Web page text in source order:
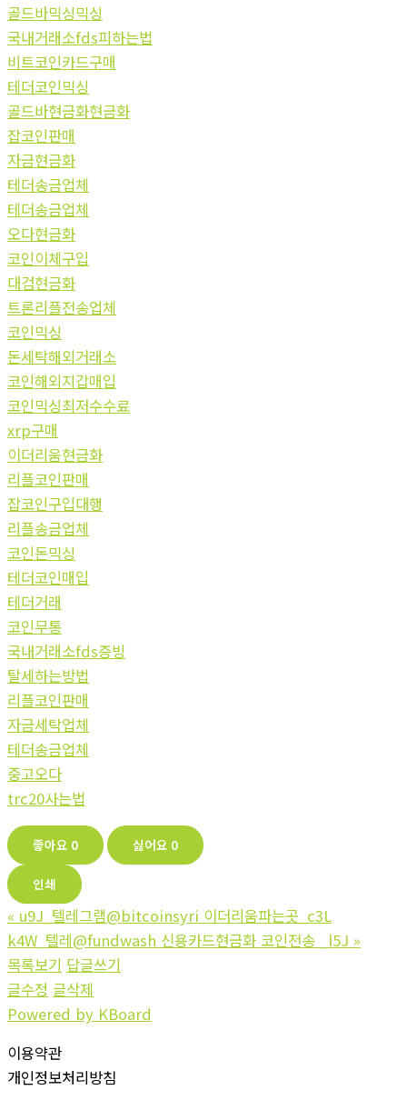
골드바믹싱믹싱
국내거래소fds피하는법
비트코인카드구매
테더코인믹싱
골드바현금화현금화
잡코인판매
자금현금화
테더송금업체
테더송금업체
오다현금화
코인이체구입
대검현금화
트론리플전송업체
코인믹싱
돈세탁해외거래소
코인해외지갑매입
코인믹싱최저수수료
xrp구매
이더리움현금화
리플코인판매
잡코인구입대행
리플송금업체
코인돈믹싱
테더코인매입
테더거래
코인무통
국내거래소fds증빙
탈세하는방법
리플코인판매
자금세탁업체
테더송금업체
중고오다
trc20사는법
좋아요 0 싫어요 0
인쇄
« u9J_텔레그램@bitcoinsyri 이더리움파는곳_c3L
k4W_텔레@fundwash 신용카드현금화 코인전송 _l5J »
목록보기 답글쓰기
글수정 글삭제
Powered by KBoard
이용약관
개인정보처리방침